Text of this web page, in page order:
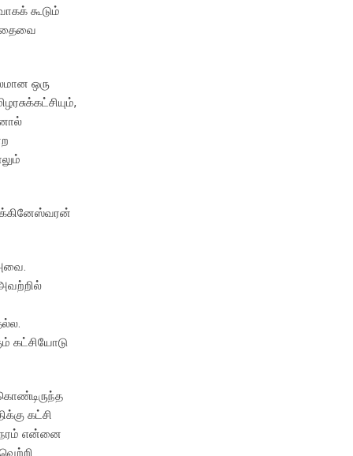
கூடும்
ஒரு
கட்சியோடு
கட்சி
என்னை